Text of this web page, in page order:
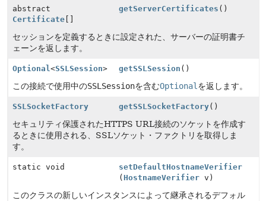
abstract
Certificate
getServerCertificates ()
セッションを定義するときに設定された、サーバーの証明書チ
ェーンを返します。
Optional<SSLSession> getSSLSession ()
この接続で使用中のSSLSessionを含むOptional を返します。
SSLSocketFactory getSSLSocketFactory()
セキュリティ保護されたHTTPS URL接続のソケットを作成す
るときに使用される、SSLソケット・ファクトリを取得しま
す。
static void
setDefaultHostnameVerifier
(HostnameVerifier v)
このクラスの新しいインスタンスによって継承されるデフォル